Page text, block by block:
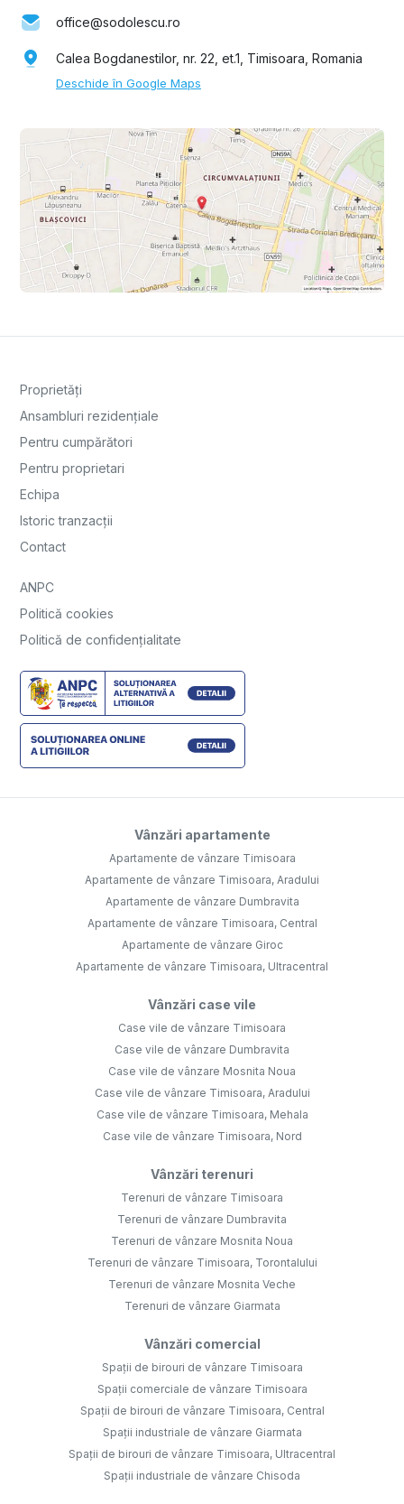
office@sodolescu.ro
Calea Bogdanestilor, nr. 22, et.1, Timisoara, Romania
Deschide în Google Maps
Proprietăți
Ansambluri rezidențiale
Pentru cumpărători
Pentru proprietari
Echipa
Istoric tranzacții
Contact
ANPC
Politică cookies
Politică de confidențialitate
Vânzări apartamente
Apartamente de vânzare Timisoara
Apartamente de vânzare Timisoara, Aradului
Apartamente de vânzare Dumbravita
Apartamente de vânzare Timisoara, Central
Apartamente de vânzare Giroc
Apartamente de vânzare Timisoara, Ultracentral
Vânzări case vile
Case vile de vânzare Timisoara
Case vile de vânzare Dumbravita
Case vile de vânzare Mosnita Noua
Case vile de vânzare Timisoara, Aradului
Case vile de vânzare Timisoara, Mehala
Case vile de vânzare Timisoara, Nord
Vânzări terenuri
Terenuri de vânzare Timisoara
Terenuri de vânzare Dumbravita
Terenuri de vânzare Mosnita Noua
Terenuri de vânzare Timisoara, Torontalului
Terenuri de vânzare Mosnita Veche
Terenuri de vânzare Giarmata
Vânzări comercial
Spații de birouri de vânzare Timisoara
Spații comerciale de vânzare Timisoara
Spații de birouri de vânzare Timisoara, Central
Spații industriale de vânzare Giarmata
Spații de birouri de vânzare Timisoara, Ultracentral
Spații industriale de vânzare Chisoda